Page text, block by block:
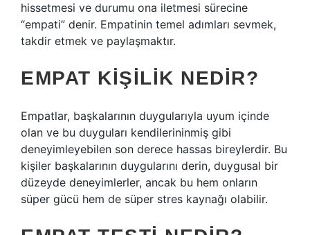
hissetmesi ve durumu ona iletmesi sürecine
“empati” denir. Empatinin temel adımları sevmek,
takdir etmek ve paylaşmaktır.
EMPAT KIŞILIK NEDIR?
Empatlar, başkalarının duygularıyla uyum içinde
olan ve bu duyguları kendilerininmiş gibi
deneyimleyebilen son derece hassas bireylerdir. Bu
kişiler başkalarının duygularını derin, duygusal bir
düzeyde deneyimlerler, ancak bu hem onların
süper gücü hem de süper stres kaynağı olabilir.